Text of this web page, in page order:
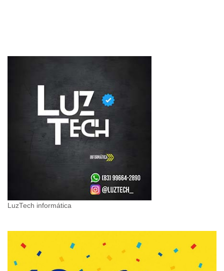
LuzTech informática